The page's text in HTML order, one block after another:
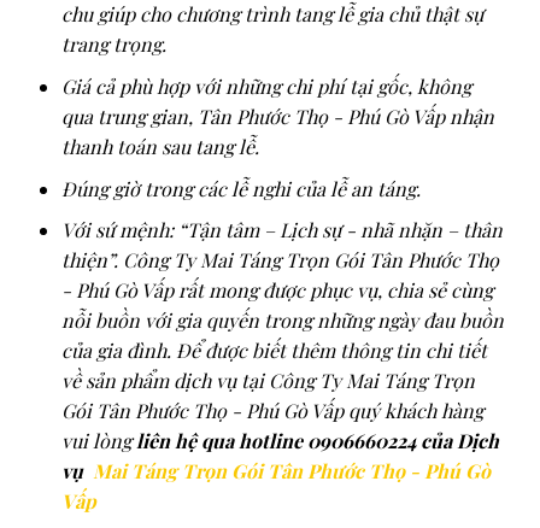
chu giúp cho chương trình tang lễ gia chủ thật sự
trang trọng.
Giá cả phù hợp với những chi phí tại gốc, không
qua trung gian, Tân Phước Thọ - Phú Gò Vấp nhận
thanh toán sau tang lễ.
Đúng giờ trong các lễ nghi của lễ an táng.
Với sứ mệnh: “Tận tâm – Lịch sự - nhã nhặn – thân
thiện”. Công Ty Mai Táng Trọn Gói Tân Phước Thọ
- Phú Gò Vấp rất mong được phục vụ, chia sẻ cùng
nỗi buồn với gia quyến trong những ngày đau buồn
của gia đình. Để được biết thêm thông tin chi tiết
về sản phẩm dịch vụ tại Công Ty Mai Táng Trọn
Gói Tân Phước Thọ - Phú Gò Vấp quý khách hàng
vui lòngliên hệ qua hotline 0906660224 của Dịch
vụ Mai Táng Trọn Gói Tân Phước Thọ - Phú Gò
Vấp